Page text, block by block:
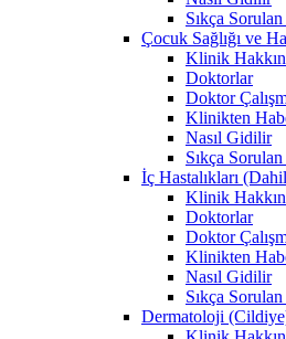
Sıkça
Çocuk Sağlığı ve
Klinik
Doktorlar
Doktor
Klinikten
Nasıl Gidilir
Sıkça
İç Hastalıkları
Klinik
Doktorlar
Doktor
Klinikten
Nasıl Gidilir
Sıkça
Dermatoloji